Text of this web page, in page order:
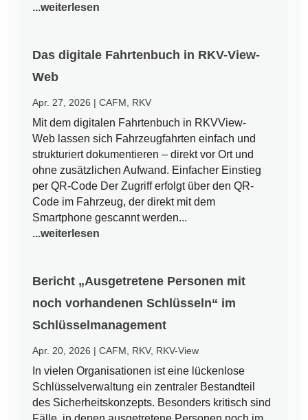
...weiterlesen
Das digitale Fahrtenbuch in RKV-View-
Web
Apr. 27, 2026 |CAFM RKV
Mit dem digitalen Fahrtenbuch in RKVView-
Web lassen sich Fahrzeugfahrten einfach und
strukturiert dokumentieren – direkt vor Ort und
ohne zusätzlichen Aufwand. Einfacher Einstieg
per QR-Code Der Zugriff erfolgt über den QR-
Code im Fahrzeug, der direkt mit dem
Smartphone gescannt werden...
...weiterlesen
Bericht „Ausgetretene Personen mit
noch vorhandenen Schlüsseln“ im
Schlüsselmanagement
Apr. 20, 2026 |CAFM RKV, RKV-View
In vielen Organisationen ist eine lückenlose
Schlüsselverwaltung ein zentraler Bestandteil
des Sicherheitskonzepts. Besonders kritisch sind